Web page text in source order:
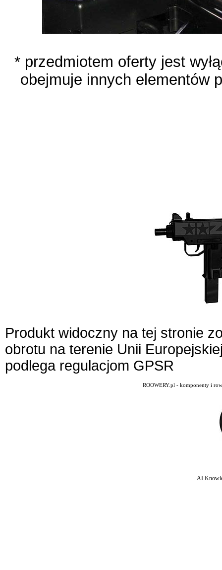
* przedmiotem oferty jest
obejmuje innych elementów
Produkt widoczny na tej stronie
obrotu na terenie Unii
podlega regulacjom GPSR
ROOWERY.pl - komponenty i
AI